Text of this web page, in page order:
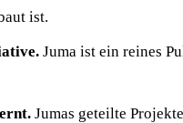
ist.
Juma ist ein reines
Jumas geteilte